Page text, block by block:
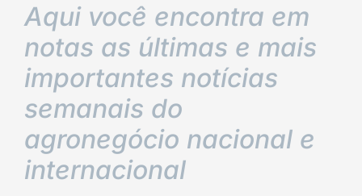
Aqui você encontra em
notas as últimas e mais
importantes notícias
semanais do
agronegócio nacional e
internacional